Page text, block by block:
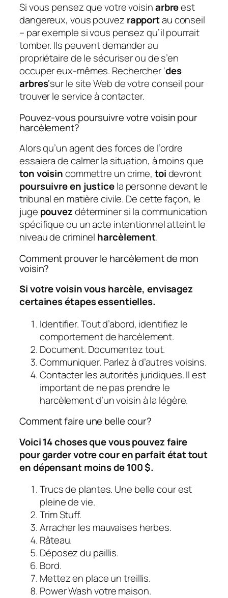
Si vous pensez que votre voisinarbreest
dangereux, vous pouvez rapportau conseil
– par exemple si vous pensez qu’il pourrait
tomber. Ils peuvent demander au
propriétaire de le sécuriser ou de s’en
occuper eux-mêmes. Rechercher ‘des
arbres‘sur le site Web de votre conseil pour
trouver le service à contacter.
Pouvez-vous poursuivre votre voisin pour
harcèlement?
Alors qu’un agent des forces de l’ordre
essaiera de calmer la situation, à moins que
ton voisincommettre un crime, toidevront
poursuivre en justicela personne devant le
tribunal en matière civile. De cette façon, le
juge pouvezdéterminer si la communication
spécifique ou un acte intentionnel atteint le
niveau de criminel harcèlement.
Comment prouver le harcèlement de mon
voisin?
Si votre voisin vous harcèle, envisagez
certaines étapes essentielles.
Identifier. Tout d’abord, identifiez le
comportement de harcèlement.
Document. Documentez tout.
Communiquer. Parlez à d’autres voisins.
Contacter les autorités juridiques. Il est
important de ne pas prendre le
harcèlement d’un voisin à la légère.
Comment faire une belle cour?
Voici 14 choses que vous pouvez faire
pour garder votre cour en parfait état tout
en dépensant moins de 100 $.
Trucs de plantes. Une belle cour est
pleine de vie.
Trim Stuff.
Arracher les mauvaises herbes.
Râteau.
Déposez du paillis.
Bord.
Mettez en place un treillis.
Power Wash votre maison.